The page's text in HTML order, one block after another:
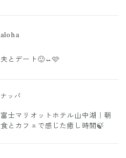
aloha
夫とデート🙂‍↔️🩷
ナッパ
富士マリオットホテル山中湖｜朝
食とカフェで感じた癒し時間🍃